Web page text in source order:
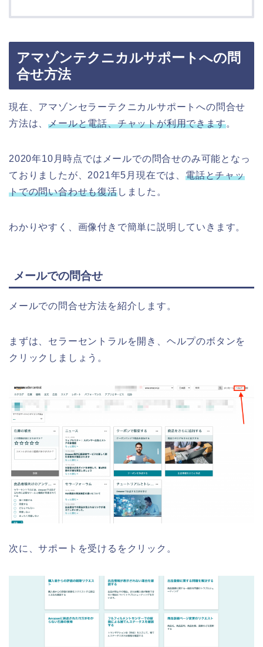
アマゾンテクニカルサポートへの問
合せ方法
現在、アマゾンセラーテクニカルサポートへの問合せ
方法は、メールと電話、チャットが利用できます。
2020年10月時点ではメールでの問合せのみ可能となっ
ておりましたが、2021年5月現在では、 電話とチャッ
トでの問い合わせも復活しました。
わかりやすく、画像付きで簡単に説明していきます。
メールでの問合せ
メールでの問合せ方法を紹介します。
まずは、セラーセントラルを開き、ヘルプのボタンを
クリックしましょう。
次に、サポートを受けるをクリック。